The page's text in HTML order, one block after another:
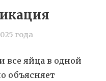
года
все яйца в одной
объясняет